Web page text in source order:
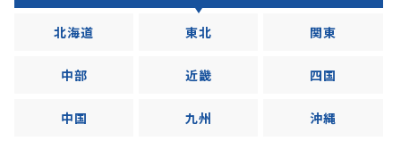
正社員(中途)採用
北海道 東北 関東
中部 近畿 四国
中国 九州 沖縄